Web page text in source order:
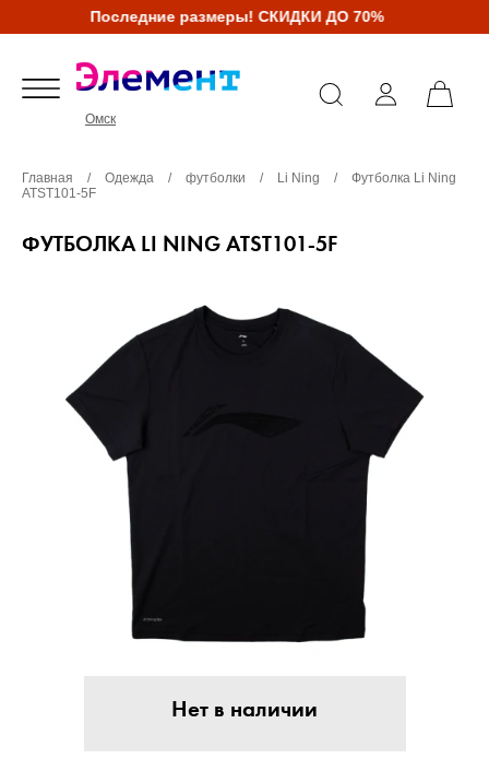
Последние размеры! СКИДКИ ДО 70%
Омск
Главная / Одежда / футболки / Li Ning /
Футболка Li Ning
ATST101-5F
ФУТБОЛКА LI NING ATST101-5F
Нет в наличии